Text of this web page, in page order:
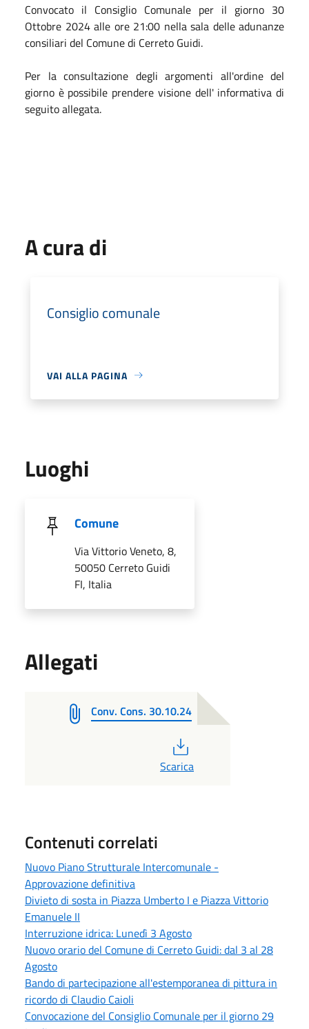
Convocato il Consiglio Comunale per il giorno 30
Ottobre 2024 alle ore 21:00 nella sala delle adunanze
consiliari del Comune di Cerreto Guidi.
Per la consultazione degli argomenti all'ordine del
giorno è possibile prendere visione dell' informativa di
seguito allegata.
A cura di
Consiglio comunale
VAI ALLA PAGINA
Luoghi
Comune
Via Vittorio Veneto, 8,
50050 Cerreto Guidi
FI, Italia
Allegati
Conv. Cons. 30.10.24
Scarica
Contenuti correlati
Nuovo Piano Strutturale Intercomunale -
Approvazione definitiva
Divieto di sosta in Piazza Umberto I e Piazza Vittorio
Emanuele II
Interruzione idrica: Lunedì 3 Agosto
Nuovo orario del Comune di Cerreto Guidi: dal 3 al 28
Agosto
Bando di partecipazione all'estemporanea di pittura in
ricordo di Claudio Caioli
Convocazione del Consiglio Comunale per il giorno 29